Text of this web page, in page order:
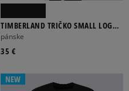
TIMBERLAND TRIČKO SMALL LOGO
PRINT TEE
pánske
35 €
NEW